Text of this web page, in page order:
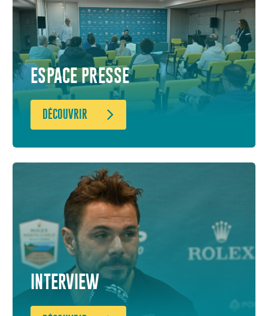
ESPACE PRESSE
DÉCOUVRIR
INTERVIEW